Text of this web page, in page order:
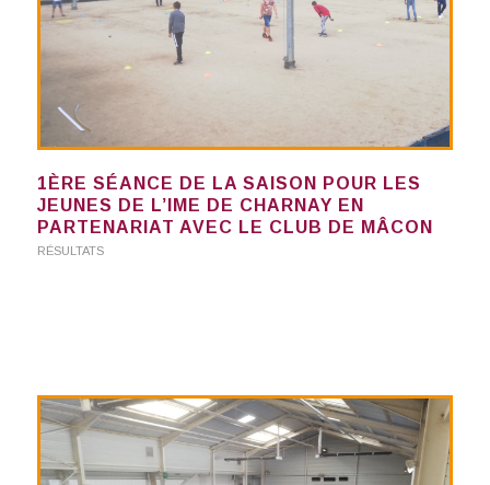
1ÈRE SÉANCE DE LA SAISON POUR LES
JEUNES DE L’IME DE CHARNAY EN
PARTENARIAT AVEC LE CLUB DE MÂCON
RÉSULTATS